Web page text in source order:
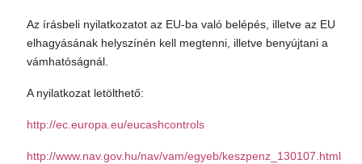
Az írásbeli nyilatkozatot az EU-ba való belépés, illetve az EU
elhagyásának helyszínén kell megtenni, illetve benyújtani a
vámhatóságnál.
A nyilatkozat letölthető:
http://ec.europa.eu/eucashcontrols
http://www.nav.gov.hu/nav/vam/egyeb/keszpenz_130107.html